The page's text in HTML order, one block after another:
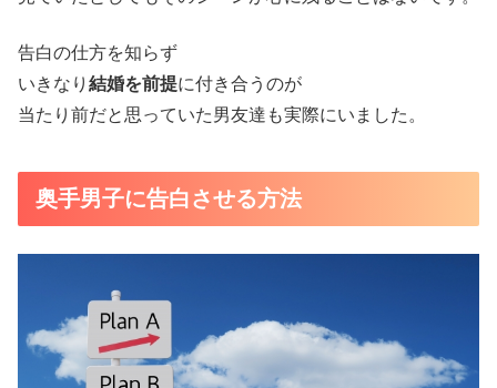
告白の仕方を知らず
いきなり 結婚を前提に付き合うのが
当たり前だと思っていた男友達も実際にいました。
奥手男子に告白させる方法